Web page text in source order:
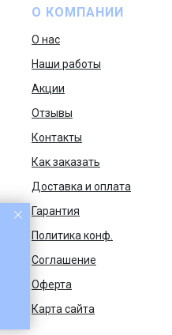
О КОМПАНИИ
О нас
Наши работы
Акции
Отзывы
Контакты
Как заказать
Доставка и оплата
Гарантия
Политика конф.
Соглашение
Оферта
Карта сайта